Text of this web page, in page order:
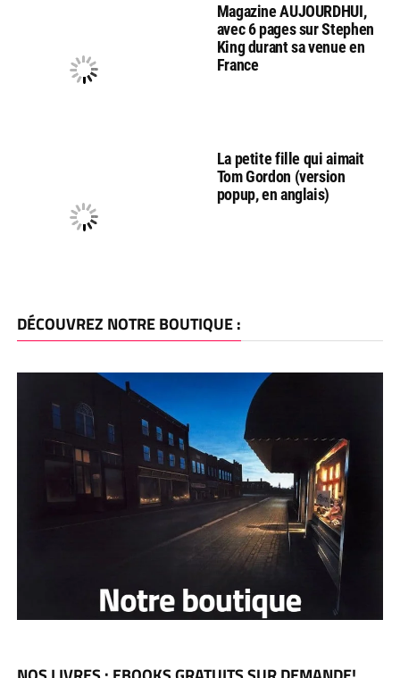
Magazine AUJOURDHUI,
avec 6 pages sur Stephen
King durant sa venue en
France
La petite fille qui aimait
Tom Gordon (version
popup, en anglais)
DÉCOUVREZ NOTRE BOUTIQUE :